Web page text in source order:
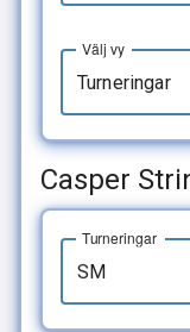
Turneringar
Välj vy
Casper
Turneringar